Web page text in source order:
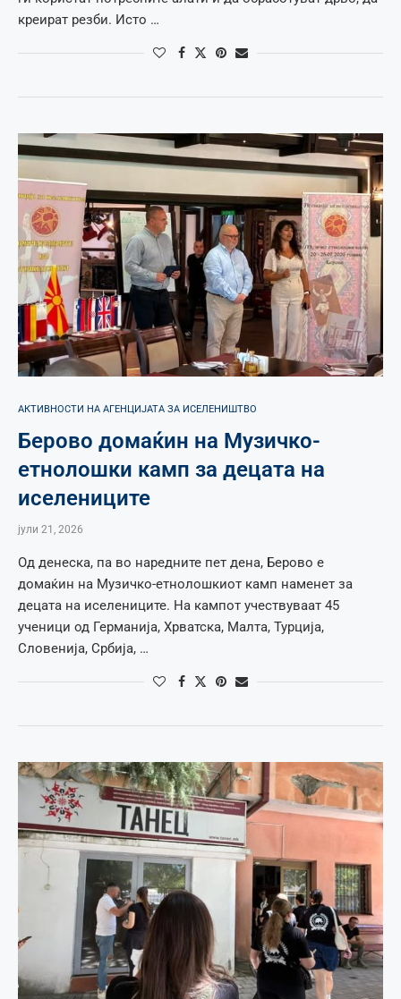
креират резби. Исто …
АКТИВНОСТИ НА АГЕНЦИЈАТА ЗА ИСЕЛЕНИШТВО
Берово домаќин на Музичко-
етнолошки камп за децата на
иселениците
јули 21, 2026
Од денеска, па во наредните пет дена, Берово е
домаќин на Музичко-етнолошкиот камп наменет за
децата на иселениците. На кампот учествуваат 45
ученици од Германија, Хрватска, Малта, Турција,
Словенија, Србија, …